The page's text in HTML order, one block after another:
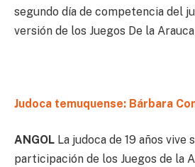
segundo día de competencia del
versión de los Juegos De la
Judoca temuquense: Bárbara
ANGOL La judoca de 19 años vive
participación de los Juegos de la